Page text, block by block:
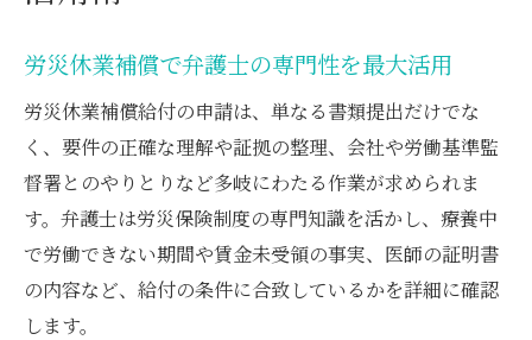
労災休業補償で弁護士の専門性を最大活用
労災休業補償給付の申請は、単なる書類提出だけでな
く、要件の正確な理解や証拠の整理、会社や労働基準監
督署とのやりとりなど多岐にわたる作業が求められま
す。弁護士は労災保険制度の専門知識を活かし、療養中
で労働できない期間や賃金未受領の事実、医師の証明書
の内容など、給付の条件に合致しているかを詳細に確認
します。